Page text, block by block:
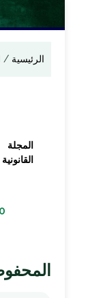
الرئيسية/
القانونية